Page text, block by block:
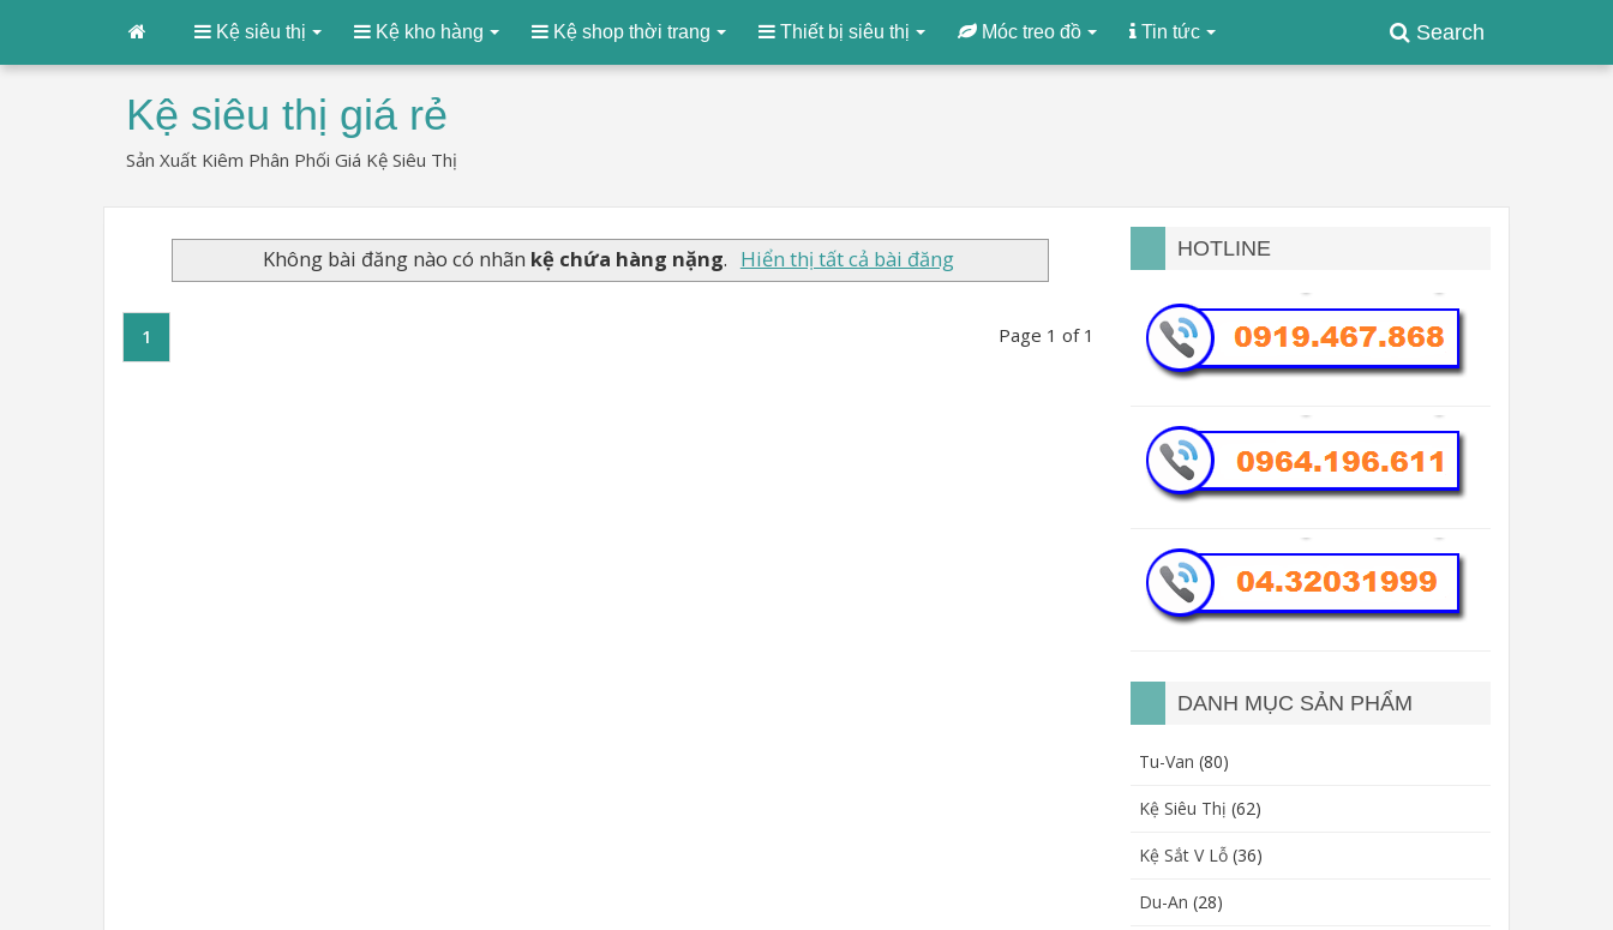
Search
Kệ siêu thị Kệ kho hàng Kệ shop thời trang Thiết bị siêu thị Móc treo đồ Tin tức
Kệ siêu thị giá rẻ
Sản Xuất Kiêm Phân Phối Giá Kệ Siêu Thị
Không bài đăng nào có nhãn kệ chứa hàng nặng. Hiển thị tất cả bài đăng
Page 1 of 1
1
HOTLINE
DANH MỤC SẢN PHẨM
Tu-Van (80)
Kệ Siêu Thị (62)
Kệ Sắt V Lỗ (36)
Du-An (28)